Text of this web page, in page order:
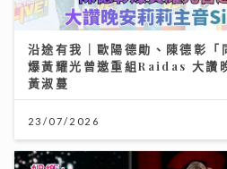
沿途有我｜歐陽德勛、陳德彰「
爆黃耀光曾邀重組Raidas 大讚
黃淑蔓
23/07/2026